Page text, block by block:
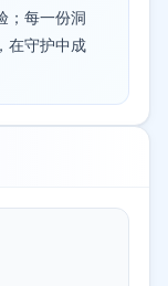
；每一份洞
在守护中成